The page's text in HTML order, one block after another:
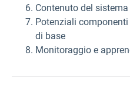
Contenuto del
Potenziali
di base
Monitoraggio e